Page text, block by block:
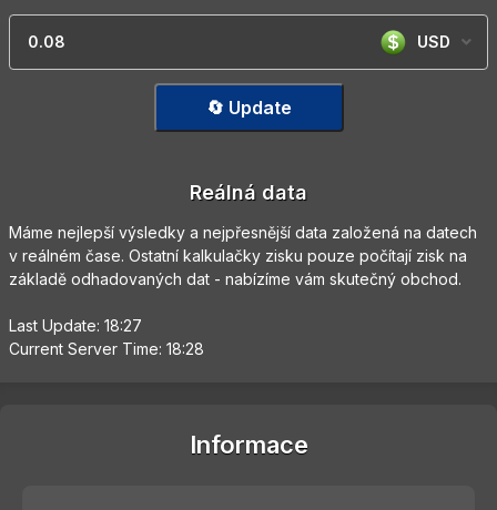
USD
🔄 Update
Reálná data
Máme nejlepší výsledky a nejpřesnější data založená na datech
v reálném čase. Ostatní kalkulačky zisku pouze počítají zisk na
základě odhadovaných dat - nabízíme vám skutečný obchod.
Last Update: 18:27
Current Server Time: 18:28
Informace